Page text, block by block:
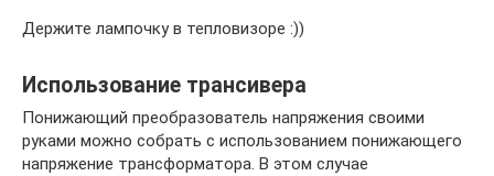
Держите лампочку в тепловизоре :))
Использование трансивера
Понижающий преобразователь напряжения своими
руками можно собрать с использованием понижающего
напряжение трансформатора. В этом случае